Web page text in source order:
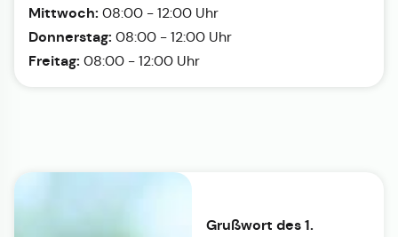
Mittwoch: 08:00 - 12:00 Uhr
Donnerstag: 08:00 - 12:00 Uhr
Freitag: 08:00 - 12:00 Uhr
Grußwort des 1.